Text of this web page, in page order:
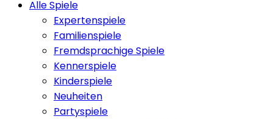
Alle Spiele
Expertenspiele
Familienspiele
Fremdsprachige Spiele
Kennerspiele
Kinderspiele
Neuheiten
Partyspiele